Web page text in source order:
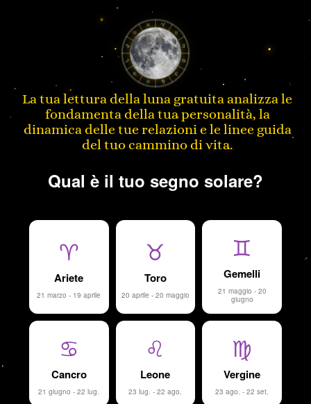
La tua lettura della luna gratuita analizza le
fondamenta della tua personalità, la
dinamica delle tue relazioni e le linee guida
del tuo cammino di vita.
Qual è il tuo segno solare?
♈
Ariete
21 marzo - 19 aprile
♉
Toro
20 aprile - 20 maggio
♊
Gemelli
21 maggio - 20
giugno
♋
Cancro
21 giugno - 22 lug.
♌
Leone
23 lug. - 22 ago.
♍
Vergine
23 ago. - 22 set.